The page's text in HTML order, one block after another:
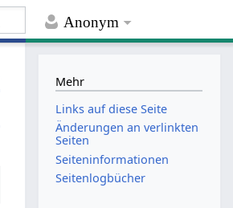
Anonym
Mehr
Links auf diese Seite
Änderungen an verlinkten
Seiten
Seiten­­informationen
Seitenlogbücher